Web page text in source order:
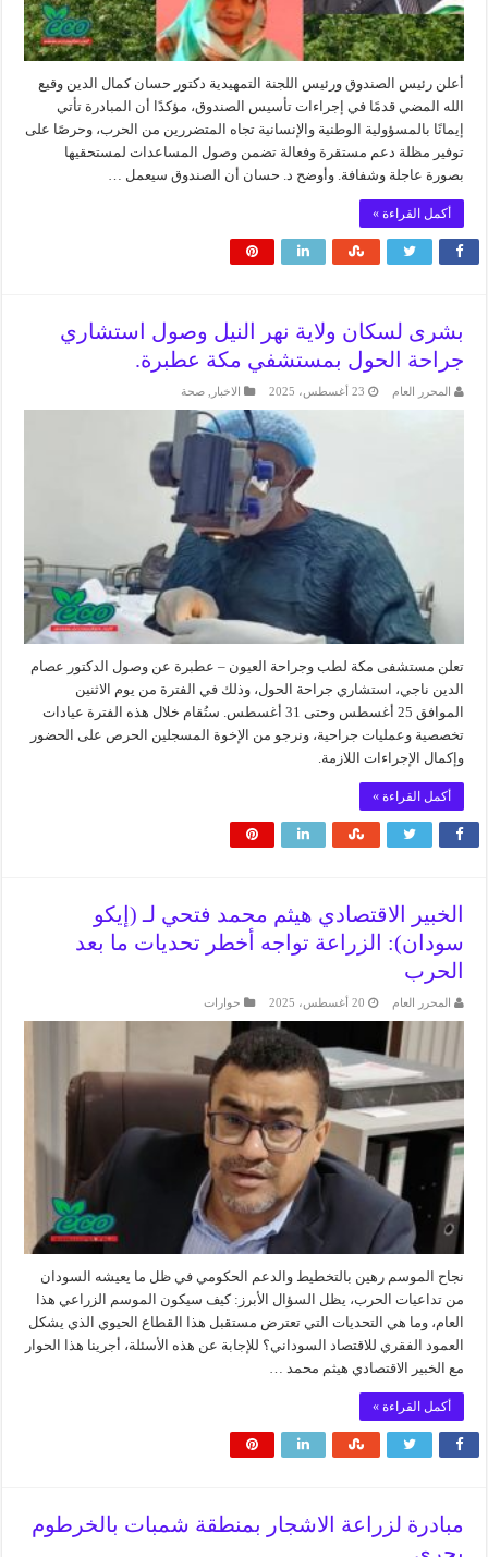
أعلن رئيس الصندوق ورئيس اللجنة التمهيدية دكتور حسان كمال الدين وقيع
الله المضي قدمًا في إجراءات تأسيس الصندوق، مؤكدًا أن المبادرة تأتي
إيمانًا بالمسؤولية الوطنية والإنسانية تجاه المتضررين من الحرب، وحرصًا على
توفير مظلة دعم مستقرة وفعالة تضمن وصول المساعدات لمستحقيها
بصورة عاجلة وشفافة. وأوضح د. حسان أن الصندوق سيعمل …
أكمل القراءة »
بشرى لسكان ولاية نهر النيل وصول استشاري
جراحة الحول بمستشفي مكة عطبرة.
المحرر العام 23 أغسطس، 2025 الاخبار صحة
تعلن مستشفى مكة لطب وجراحة العيون – عطبرة عن وصول الدكتور عصام
الدين ناجي، استشاري جراحة الحول، وذلك في الفترة من يوم الاثنين
الموافق 25 أغسطس وحتى 31 أغسطس. ستُقام خلال هذه الفترة عيادات
تخصصية وعمليات جراحية، ونرجو من الإخوة المسجلين الحرص على الحضور
وإكمال الإجراءات اللازمة.
أكمل القراءة »
الخبير الاقتصادي هيثم محمد فتحي لـ (إيكو
سودان): الزراعة تواجه أخطر تحديات ما بعد
الحرب
المحرر العام 20 أغسطس، 2025 حوارات
نجاح الموسم رهين بالتخطيط والدعم الحكومي في ظل ما يعيشه السودان
من تداعيات الحرب، يظل السؤال الأبرز: كيف سيكون الموسم الزراعي هذا
العام، وما هي التحديات التي تعترض مستقبل هذا القطاع الحيوي الذي يشكل
العمود الفقري للاقتصاد السوداني؟ للإجابة عن هذه الأسئلة، أجرينا هذا الحوار
مع الخبير الاقتصادي هيثم محمد …
أكمل القراءة »
مبادرة لزراعة الاشجار بمنطقة شمبات بالخرطوم